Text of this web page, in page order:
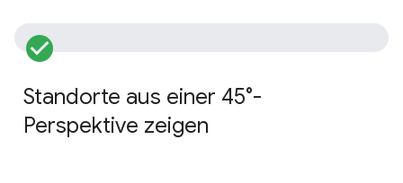
check_circle_filled
Standorte aus einer 45°-
Perspektive zeigen